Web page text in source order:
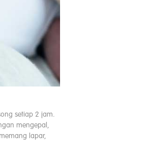
setiap 2 jam.
mengepal,
lapar,